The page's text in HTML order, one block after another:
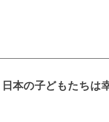
日本の子どもたち